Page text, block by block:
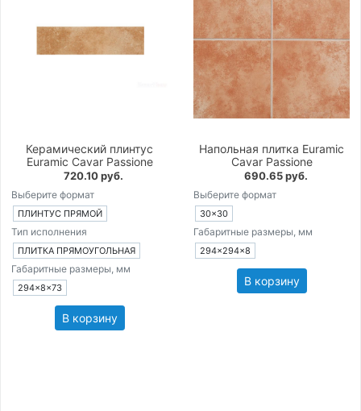
Керамический плинтус
Euramic Cavar Passione
720.10 руб.
Выберите формат
ПЛИНТУС ПРЯМОЙ
Тип исполнения
ПЛИТКА ПРЯМОУГОЛЬНАЯ
Габаритные размеры, мм
294×8×73
В корзину
Напольная плитка Euramic
Cavar Passione
690.65 руб.
Выберите формат
30×30
Габаритные размеры, мм
294×294×8
В корзину